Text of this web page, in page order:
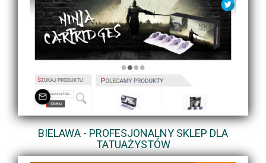
BIELAWA - PROFESJONALNY SKLEP DLA
TATUAŻYSTÓW